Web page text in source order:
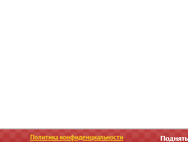
Политика конфиденциальности